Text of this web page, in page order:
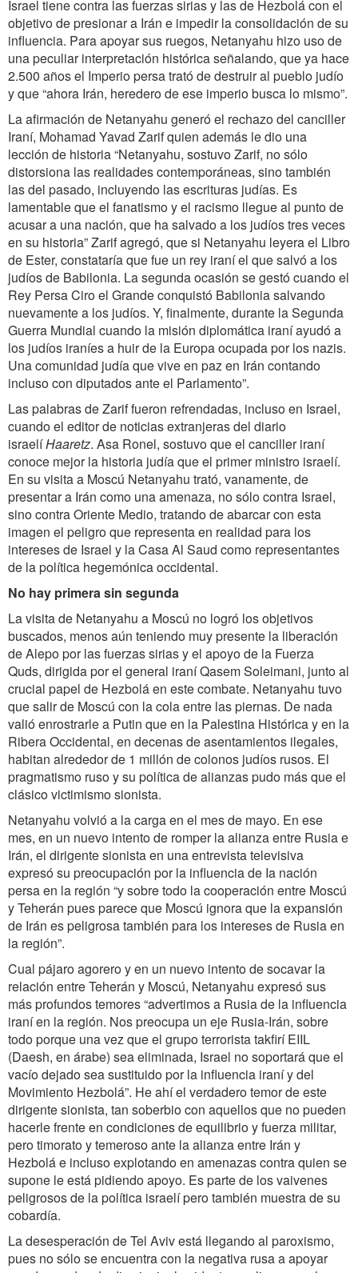
Israel tiene contra las fuerzas sirias y las de Hezbolá con el
objetivo de presionar a Irán e impedir la consolidación de su
influencia. Para apoyar sus ruegos, Netanyahu hizo uso de
una peculiar interpretación histórica señalando, que ya hace
2.500 años el Imperio persa trató de destruir al pueblo judío
y que “ahora Irán, heredero de ese imperio busca lo mismo”.
La afirmación de Netanyahu generó el rechazo del canciller
Iraní, Mohamad Yavad Zarif quien además le dio una
lección de historia “Netanyahu, sostuvo Zarif, no sólo
distorsiona las realidades contemporáneas, sino también
las del pasado, incluyendo las escrituras judías. Es
lamentable que el fanatismo y el racismo llegue al punto de
acusar a una nación, que ha salvado a los judíos tres veces
en su historia” Zarif agregó, que si Netanyahu leyera el Libro
de Ester, constataría que fue un rey iraní el que salvó a los
judíos de Babilonia. La segunda ocasión se gestó cuando el
Rey Persa Ciro el Grande conquistó Babilonia salvando
nuevamente a los judíos. Y, finalmente, durante la Segunda
Guerra Mundial cuando la misión diplomática iraní ayudó a
los judíos iraníes a huir de la Europa ocupada por los nazis.
Una comunidad judía que vive en paz en Irán contando
incluso con diputados ante el Parlamento”.
Las palabras de Zarif fueron refrendadas, incluso en Israel,
cuando el editor de noticias extranjeras del diario
israelíHaaretz. Asa Ronel, sostuvo que el canciller iraní
conoce mejor la historia judía que el primer ministro israelí.
En su visita a Moscú Netanyahu trató, vanamente, de
presentar a Irán como una amenaza, no sólo contra Israel,
sino contra Oriente Medio, tratando de abarcar con esta
imagen el peligro que representa en realidad para los
intereses de Israel y la Casa Al Saud como representantes
de la política hegemónica occidental.
No hay primera sin segunda
La visita de Netanyahu a Moscú no logró los objetivos
buscados, menos aún teniendo muy presente la liberación
de Alepo por las fuerzas sirias y el apoyo de la Fuerza
Quds, dirigida por el general iraní Qasem Soleimani, junto al
crucial papel de Hezbolá en este combate. Netanyahu tuvo
que salir de Moscú con la cola entre las piernas. De nada
valió enrostrarle a Putin que en la Palestina Histórica y en la
Ribera Occidental, en decenas de asentamientos ilegales,
habitan alrededor de 1 millón de colonos judíos rusos. El
pragmatismo ruso y su política de alianzas pudo más que el
clásico victimismo sionista.
Netanyahu volvió a la carga en el mes de mayo. En ese
mes, en un nuevo intento de romper la alianza entre Rusia e
Irán, el dirigente sionista en una entrevista televisiva
expresó su preocupación por la influencia de Ia nación
persa en la región “y sobre todo la cooperación entre Moscú
y Teherán pues parece que Moscú ignora que la expansión
de Irán es peligrosa también para los intereses de Rusia en
la región”.
Cual pájaro agorero y en un nuevo intento de socavar la
relación entre Teherán y Moscú, Netanyahu expresó sus
más profundos temores “advertimos a Rusia de la influencia
iraní en la región. Nos preocupa un eje Rusia-Irán, sobre
todo porque una vez que el grupo terrorista takfirí EIIL
(Daesh, en árabe) sea eliminada, Israel no soportará que el
vacío dejado sea sustituido por la influencia iraní y del
Movimiento Hezbolá”. He ahí el verdadero temor de este
dirigente sionista, tan soberbio con aquellos que no pueden
hacerle frente en condiciones de equilibrio y fuerza militar,
pero timorato y temeroso ante la alianza entre Irán y
Hezbolá e incluso explotando en amenazas contra quien se
supone le está pidiendo apoyo. Es parte de los vaivenes
peligrosos de la política israelí pero también muestra de su
cobardía.
La desesperación de Tel Aviv está llegando al paroxismo,
pues no sólo se encuentra con la negativa rusa a apoyar